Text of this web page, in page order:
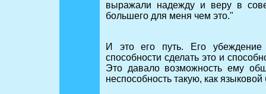
выражали надежду и веру в
большего для меня чем это."
И это его путь. Его
способности сделать это и
Это давало возможность ему
неспособность такую, как языковой